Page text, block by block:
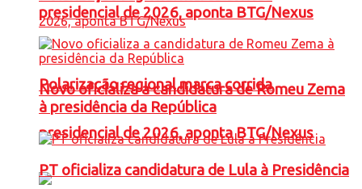
Polarização regional marca corrida
presidencial de 2026, aponta BTG/Nexus
presidencial de 2026, aponta BTG/Nexus
Novo oficializa a candidatura de Romeu Zema
à presidência da República
PT oficializa candidatura de Lula à Presidência